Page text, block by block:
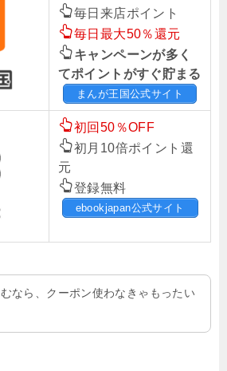
毎日来店ポイント
毎日最大50％還元
キャンペーンが多く
てポイントがすぐ貯まる
まんが王国公式サイト
初回50％OFF
初月10倍ポイント還
元
登録無料
ebookjapan公式サイト
なら、クーポン使わなきゃもったい